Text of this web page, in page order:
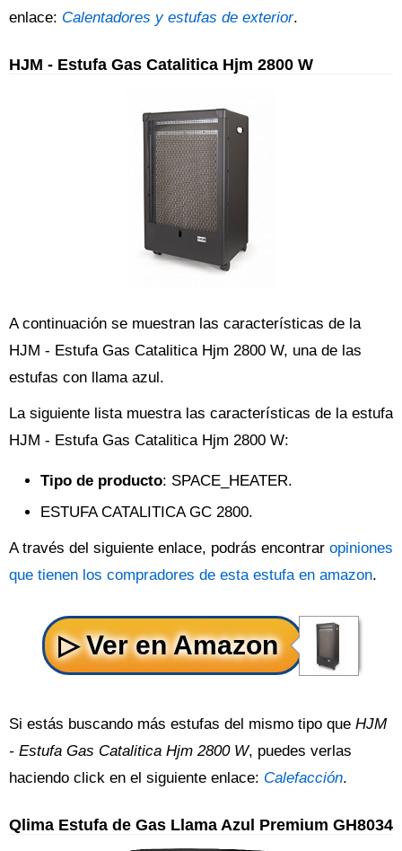
enlace: Calentadores y estufas de exterior.
HJM - Estufa Gas Catalitica Hjm 2800 W
A continuación se muestran las características de la
HJM - Estufa Gas Catalitica Hjm 2800 W, una de las
estufas con llama azul.
La siguiente lista muestra las características de la estufa
HJM - Estufa Gas Catalitica Hjm 2800 W:
Tipo de producto: SPACE_HEATER.
ESTUFA CATALITICA GC 2800.
A través del siguiente enlace, podrás encontrar opiniones
que tienen los compradores de esta estufa en amazon.
Si estás buscando más estufas del mismo tipo que HJM
- Estufa Gas Catalitica Hjm 2800 W, puedes verlas
haciendo click en el siguiente enlace: Calefacción.
Qlima Estufa de Gas Llama Azul Premium GH8034